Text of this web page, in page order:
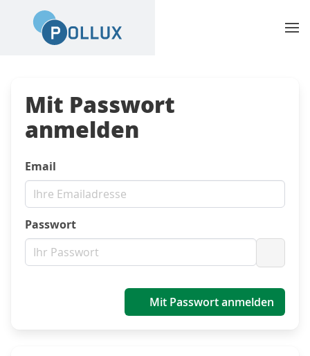
Mit Passwort
anmelden
Email
Passwort
Mit Passwort anmelden